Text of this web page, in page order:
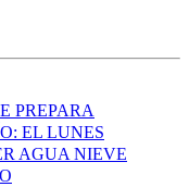
PREPARA
EL LUNES
AGUA NIEVE